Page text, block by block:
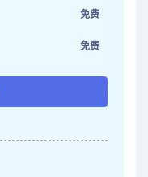
免费
免费